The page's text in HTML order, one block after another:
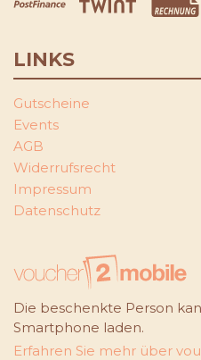
LINKS
Gutscheine
Events
AGB
Widerrufsrecht
Impressum
Datenschutz
Die beschenkte Person
Smartphone laden.
Erfahren Sie mehr über